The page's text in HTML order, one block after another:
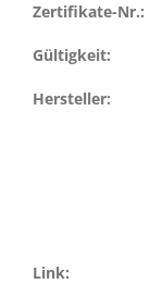
Zertifikate-Nr.:
Gültigkeit:
Hersteller:
Link: